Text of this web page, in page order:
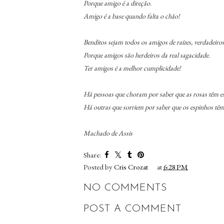
Porque amigo é a direção.
Amigo é a base quando falta o chão!
Benditos sejam todos os amigos de raízes,
Porque amigos são herdeiros da real sagacidade.
Ter amigos é a melhor cumplicidade!
Há pessoas que choram por saber que as rosas têm
Há outras que sorriem por saber que os espinhos
Machado de Assis
Share:
Posted byCris Crozat at6:28 PM
NO COMMENTS
POST A COMMENT